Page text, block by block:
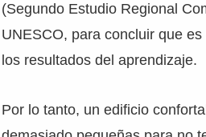
(Segundo Estudio Regional
UNESCO, para concluir que
los resultados del aprendizaje.
Por lo tanto, un edificio